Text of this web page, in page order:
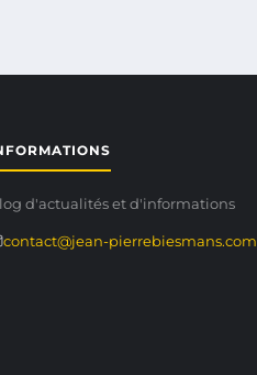
d'actualités et d'informations
contact@jean-pierrebiesmans.com